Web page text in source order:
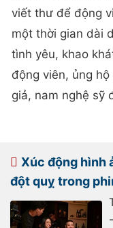
viết thư để động
một thời gian dài
tình yêu, khao
động viên, ủng
giả, nam nghệ sỹ
Xúc động hình
đột quỵ trong